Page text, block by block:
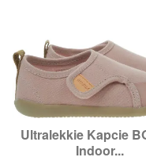
Ultralekkie Kapcie
Indoor...
Szybki
Rozmiary:23,24,